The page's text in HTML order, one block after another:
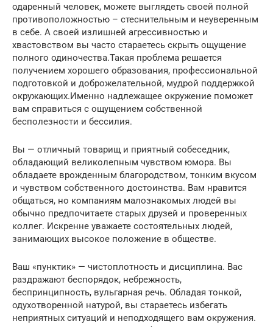
одаренный человек, можете выглядеть своей полной
противоположностью – стеснительным и неуверенным
в себе. А своей излишней агрессивностью и
хвастовством вы часто стараетесь скрыть ощущение
полного одиночества.Такая проблема решается
получением хорошего образования, профессиональной
подготовкой и доброжелательной, мудрой поддержкой
окружающих.Именно надлежащее окружение поможет
вам справиться с ощущением собственной
бесполезности и бессилия.
Вы — отличный товарищ и приятный собеседник,
обладающий великолепным чувством юмора. Вы
обладаете врожденным благородством, тонким вкусом
и чувством собственного достоинства. Вам нравится
общаться, но компаниям малознакомых людей вы
обычно предпочитаете старых друзей и проверенных
коллег. Искренне уважаете состоятельных людей,
занимающих высокое положение в обществе.
Ваш «пунктик» — чистоплотность и дисциплина. Вас
раздражают беспорядок, небрежность,
беспринципность, вульгарная речь. Обладая тонкой,
одухотворенной натурой, вы стараетесь избегать
неприятных ситуаций и неподходящего вам окружения.